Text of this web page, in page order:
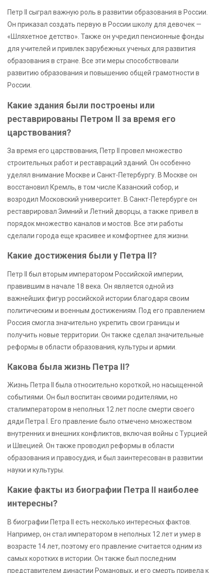
Петр II сыграл важную роль в развитии образования в России.
Он приказал создать первую в России школу для девочек —
«Шляхетное детство». Также он учредил пенсионные фонды
для учителей и привлек зарубежных ученых для развития
образования в стране. Все эти меры способствовали
развитию образования и повышению общей грамотности в
России.
Какие здания были построены или
реставрированы Петром II за время его
царствования?
За время его царствования, Петр II провел множество
строительных работ и реставраций зданий. Он особенно
уделял внимание Москве и Санкт-Петербургу. В Москве он
восстановил Кремль, в том числе Казанский собор, и
возродил Московский университет. В Санкт-Петербурге он
реставрировал Зимний и Летний дворцы, а также привел в
порядок множество каналов и мостов. Все эти работы
сделали города еще красивее и комфортнее для жизни.
Какие достижения были у Петра II?
Петр II был вторым императором Российской империи,
правившим в начале 18 века. Он является одной из
важнейших фигур российской истории благодаря своим
политическим и военным достижениям. Под его правлением
Россия смогла значительно укрепить свои границы и
получить новые территории. Он также сделал значительные
реформы в области образования, культуры и армии.
Какова была жизнь Петра II?
Жизнь Петра II была относительно короткой, но насыщенной
событиями. Он был воспитан своими родителями, но
сталимператором в неполных 12 лет после смерти своего
дяди Петра I. Его правление было отмечено множеством
внутренних и внешних конфликтов, включая войны с Турцией
и Швецией. Он также проводил реформы в области
образования и правосудия, и был заинтересован в развитии
науки и культуры.
Какие факты из биографии Петра II наиболее
интересны?
В биографии Петра II есть несколько интересных фактов.
Например, он стал императором в неполных 12 лет и умер в
возрасте 14 лет, поэтому его правление считается одним из
самых коротких в истории. Он также был последним
представителем династии Романовых, и его смерть привела к